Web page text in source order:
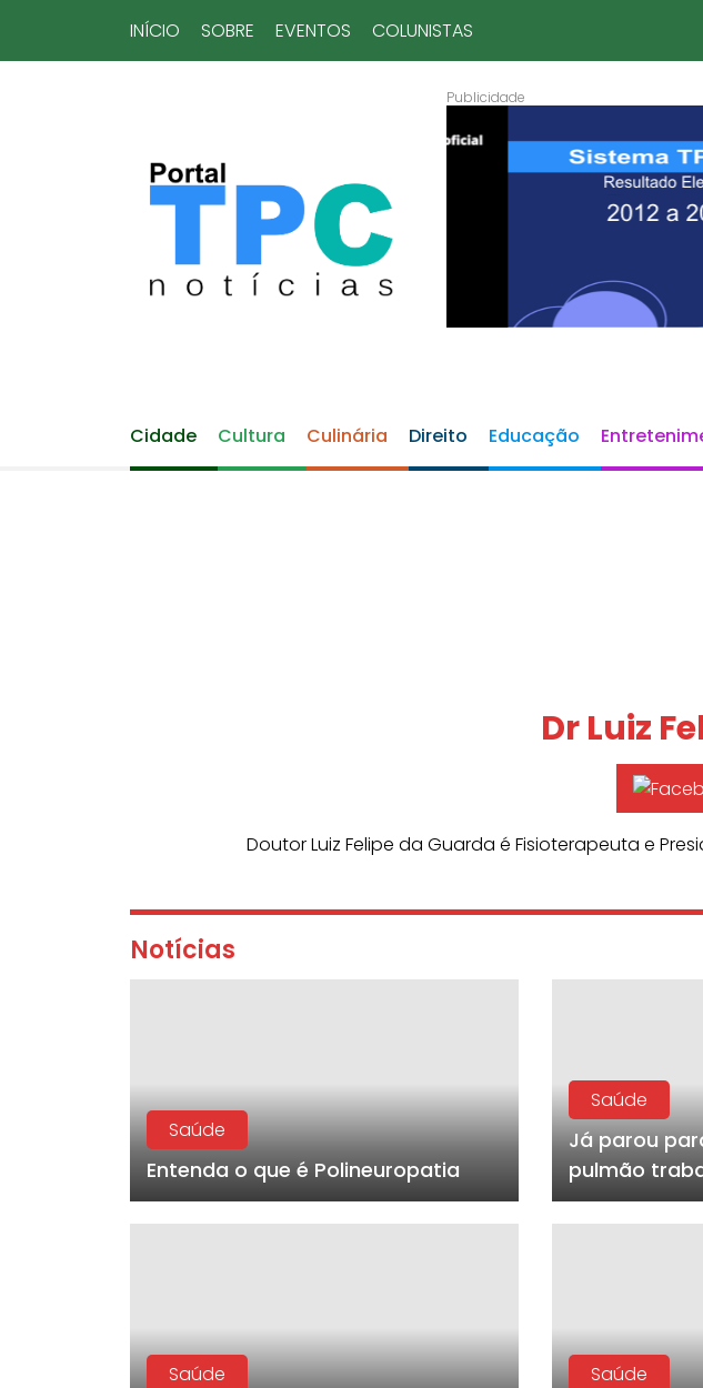
INÍCIO SOBRE EVENTOS COLUNISTAS
Cidade Cultura Culinária Direito Educação
Dr Luiz
Doutor Luiz Felipe da Guarda é Fisioterapeuta e
Notícias
Saúde
Entenda o que é Polineuropatia
Saúde
Já parou
pulmão
Saúde Saúde